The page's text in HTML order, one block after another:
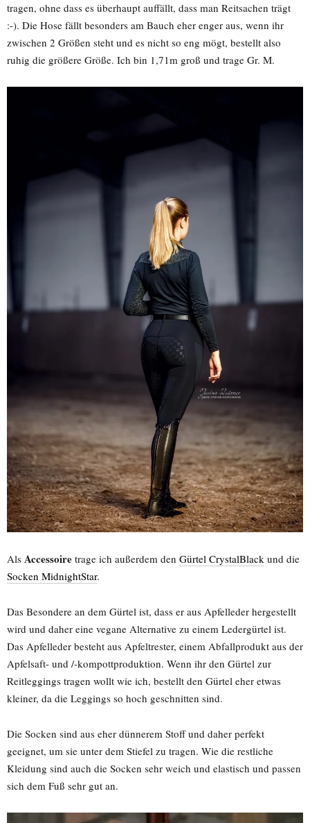
tragen, ohne dass es überhaupt auffällt, dass man Reitsachen trägt
:-). Die Hose fällt besonders am Bauch eher enger aus, wenn ihr
zwischen 2 Größen steht und es nicht so eng mögt, bestellt also
ruhig die größere Größe. Ich bin 1,71m groß und trage Gr. M.
Als Accessoire trage ich außerdem den Gürtel CrystalBlack und die
Socken MidnightStar.
Das Besondere an dem Gürtel ist, dass er aus Apfelleder hergestellt
wird und daher eine vegane Alternative zu einem Ledergürtel ist.
Das Apfelleder besteht aus Apfeltrester, einem Abfallprodukt aus der
Apfelsaft- und /-kompottproduktion. Wenn ihr den Gürtel zur
Reitleggings tragen wollt wie ich, bestellt den Gürtel eher etwas
kleiner, da die Leggings so hoch geschnitten sind.
Die Socken sind aus eher dünnerem Stoff und daher perfekt
geeignet, um sie unter dem Stiefel zu tragen. Wie die restliche
Kleidung sind auch die Socken sehr weich und elastisch und passen
sich dem Fuß sehr gut an.